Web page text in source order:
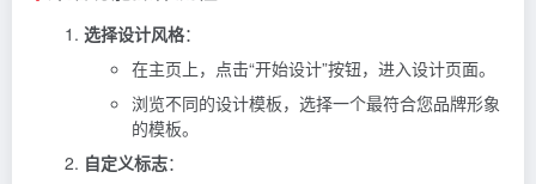
选择设计风格：
在主页上，点击“开始设计”按钮，进入设计页面。
浏览不同的设计模板，选择一个最符合您品牌形象
的模板。
自定义标志：